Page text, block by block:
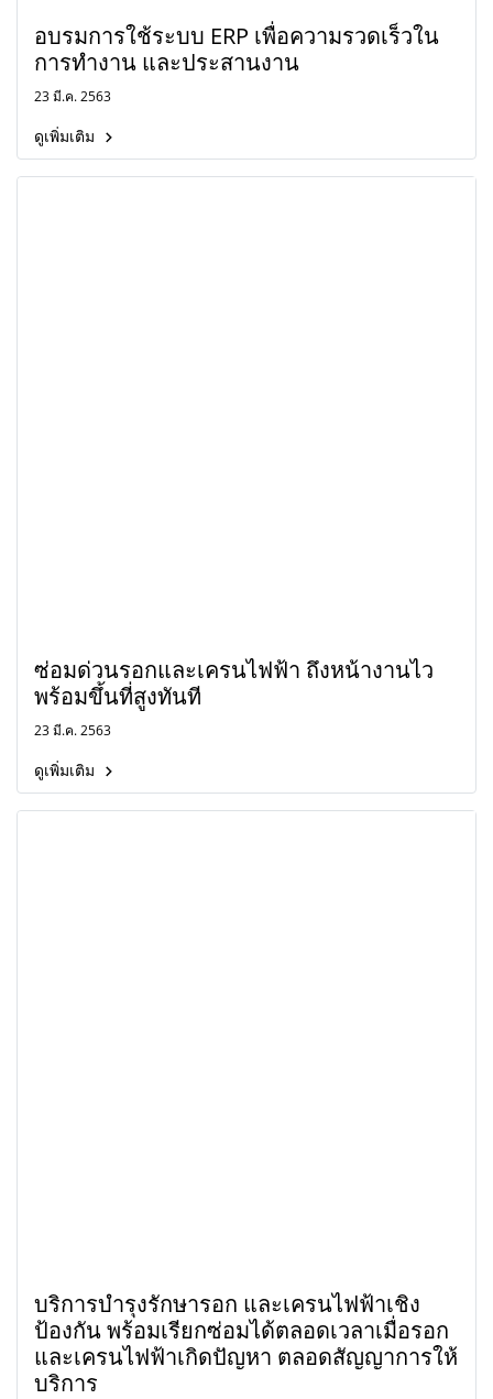
อบรมการใช้ระบบ ERP เพื่อความรวดเร็วใน
การทำงาน และประสานงาน
23 มี.ค. 2563
ดูเพิ่มเติม
ซ่อมด่วนรอกและเครนไฟฟ้า ถึงหน้างานไว
พร้อมขึ้นที่สูงทันที
23 มี.ค. 2563
ดูเพิ่มเติม
บริการบำรุงรักษารอก และเครนไฟฟ้าเชิง
ป้องกัน พร้อมเรียกซ่อมได้ตลอดเวลาเมื่อรอก
และเครนไฟฟ้าเกิดปัญหา ตลอดสัญญาการให้
บริการ